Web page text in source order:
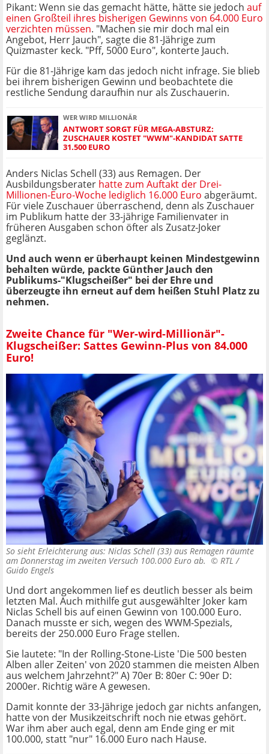
Pikant: Wenn sie das gemacht hätte, hätte sie jedoch auf
einen Großteil ihres bisherigen Gewinns von 64.000 Euro
verzichten müssen. "Machen sie mir doch mal ein
Angebot, Herr Jauch", sagte die 81-Jährige zum
Quizmaster keck. "Pff, 5000 Euro", konterte Jauch.
Für die 81-Jährige kam das jedoch nicht infrage. Sie blieb
bei ihrem bisherigen Gewinn und beobachtete die
restliche Sendung daraufhin nur als Zuschauerin.
WER WIRD MILLIONÄR
ANTWORT SORGT FÜR MEGA-ABSTURZ:
ZUSCHAUER KOSTET "WWM"-KANDIDAT SATTE
31.500 EURO
Anders Niclas Schell (33) aus Remagen. Der
Ausbildungsberater hatte zum Auftakt der Drei-
Millionen-Euro-Woche lediglich 16.000 Euro abgeräumt.
Für viele Zuschauer überraschend, denn als Zuschauer
im Publikum hatte der 33-jährige Familienvater in
früheren Ausgaben schon öfter als Zusatz-Joker
geglänzt.
Und auch wenn er überhaupt keinen Mindestgewinn
behalten würde, packte Günther Jauch den
Publikums-"Klugscheißer" bei der Ehre und
überzeugte ihn erneut auf dem heißen Stuhl Platz zu
nehmen.
Zweite Chance für "Wer-wird-Millionär"-
Klugscheißer: Sattes Gewinn-Plus von 84.000
Euro!
So sieht Erleichterung aus: Niclas Schell (33) aus Remagen räumte
am Donnerstag im zweiten Versuch 100.000 Euro ab. © RTL /
Guido Engels
Und dort angekommen lief es deutlich besser als beim
letzten Mal. Auch mithilfe gut ausgewählter Joker kam
Niclas Schell bis auf einen Gewinn von 100.000 Euro.
Danach musste er sich, wegen des WWM-Spezials,
bereits der 250.000 Euro Frage stellen.
Sie lautete: "In der Rolling-Stone-Liste 'Die 500 besten
Alben aller Zeiten' von 2020 stammen die meisten Alben
aus welchem Jahrzehnt?" A) 70er B: 80er C: 90er D:
2000er. Richtig wäre A gewesen.
Damit konnte der 33-Jährige jedoch gar nichts anfangen,
hatte von der Musikzeitschrift noch nie etwas gehört.
War ihm aber auch egal, denn am Ende ging er mit
100.000, statt "nur" 16.000 Euro nach Hause.